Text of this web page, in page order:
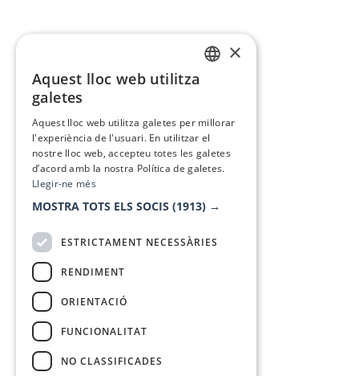
×
Aquest lloc web utilitza
galetes
Aquest lloc web utilitza galetes per millorar
l'experiència de l'usuari. En utilitzar el
nostre lloc web, accepteu totes les galetes
d’acord amb la nostra Política de galetes.
Llegir-ne més
MOSTRA TOTS ELS SOCIS (1913) →
ESTRICTAMENT NECESSÀRIES
RENDIMENT
ORIENTACIÓ
FUNCIONALITAT
NO CLASSIFICADES